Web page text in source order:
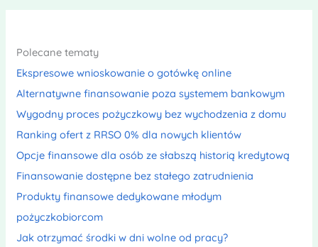
Polecane tematy
Ekspresowe wnioskowanie o gotówkę online
Alternatywne finansowanie poza systemem bankowym
Wygodny proces pożyczkowy bez wychodzenia z domu
Ranking ofert z RRSO 0% dla nowych klientów
Opcje finansowe dla osób ze słabszą historią kredytową
Finansowanie dostępne bez stałego zatrudnienia
Produkty finansowe dedykowane młodym
pożyczkobiorcom
Jak otrzymać środki w dni wolne od pracy?